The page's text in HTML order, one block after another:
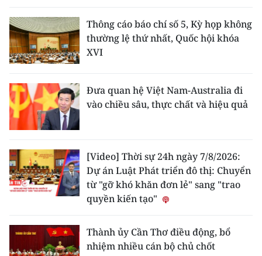
Thông cáo báo chí số 5, Kỳ họp không
thường lệ thứ nhất, Quốc hội khóa
XVI
Đưa quan hệ Việt Nam-Australia đi
vào chiều sâu, thực chất và hiệu quả
[Video] Thời sự 24h ngày 7/8/2026:
Dự án Luật Phát triển đô thị: Chuyển
từ "gỡ khó khăn đơn lẻ" sang "trao
quyền kiến tạo"
Thành ủy Cần Thơ điều động, bổ
nhiệm nhiều cán bộ chủ chốt